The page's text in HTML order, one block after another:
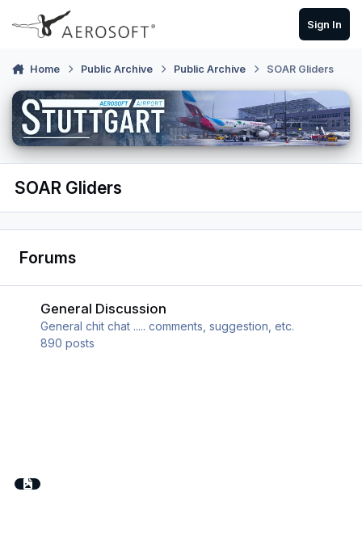
Skip to content
Sign In
Home Public Archive Public Archive SOAR Gliders
SOAR Gliders
Forums
General Discussion
General chit chat ..... comments, suggestion, etc.
890 posts